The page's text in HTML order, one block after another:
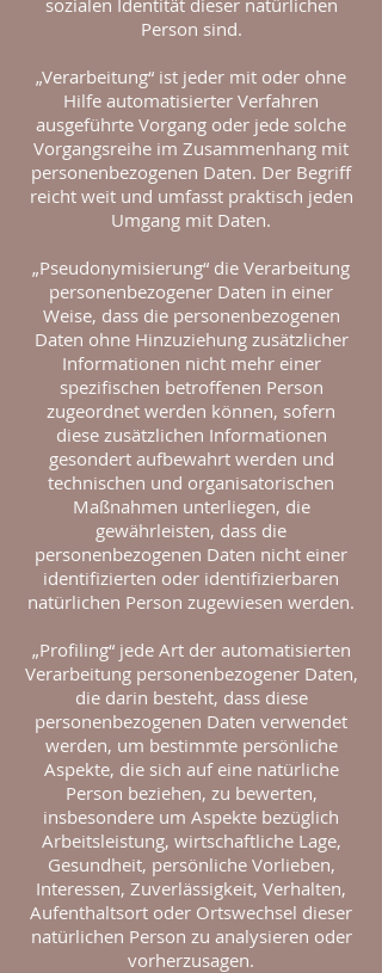
sozialen Identität dieser natürlichen
Person sind.
„Verarbeitung“ ist jeder mit oder ohne
Hilfe automatisierter Verfahren
ausgeführte Vorgang oder jede solche
Vorgangsreihe im Zusammenhang mit
personenbezogenen Daten. Der Begriff
reicht weit und umfasst praktisch jeden
Umgang mit Daten.
„Pseudonymisierung“ die Verarbeitung
personenbezogener Daten in einer
Weise, dass die personenbezogenen
Daten ohne Hinzuziehung zusätzlicher
Informationen nicht mehr einer
spezifischen betroffenen Person
zugeordnet werden können, sofern
diese zusätzlichen Informationen
gesondert aufbewahrt werden und
technischen und organisatorischen
Maßnahmen unterliegen, die
gewährleisten, dass die
personenbezogenen Daten nicht einer
identifizierten oder identifizierbaren
natürlichen Person zugewiesen werden.
„Profiling“ jede Art der automatisierten
Verarbeitung personenbezogener Daten,
die darin besteht, dass diese
personenbezogenen Daten verwendet
werden, um bestimmte persönliche
Aspekte, die sich auf eine natürliche
Person beziehen, zu bewerten,
insbesondere um Aspekte bezüglich
Arbeitsleistung, wirtschaftliche Lage,
Gesundheit, persönliche Vorlieben,
Interessen, Zuverlässigkeit, Verhalten,
Aufenthaltsort oder Ortswechsel dieser
natürlichen Person zu analysieren oder
vorherzusagen.